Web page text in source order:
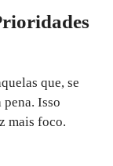
que, se
Isso
mais foco.